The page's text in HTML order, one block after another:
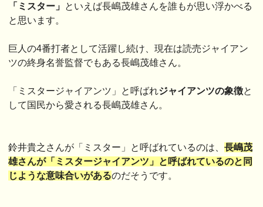
「ミスター」 といえば長嶋茂雄さんを誰もが思い浮かべる
と思います。
巨人の4番打者として活躍し続け、現在は読売ジャイアン
ツの終身名誉監督でもある長嶋茂雄さん。
「ミスタージャイアンツ」と呼ばれジャイアンツの象徴と
して国民から愛される長嶋茂雄さん。
鈴井貴之さんが「ミスター」と呼ばれているのは、長嶋茂
雄さんが「ミスタージャイアンツ」と呼ばれているのと同
じような意味合いがあるのだそうです。